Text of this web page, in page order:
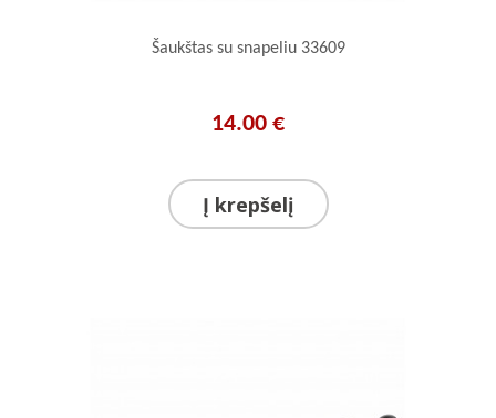
Šaukštas su snapeliu 33609
14.00 €
Į krepšelį